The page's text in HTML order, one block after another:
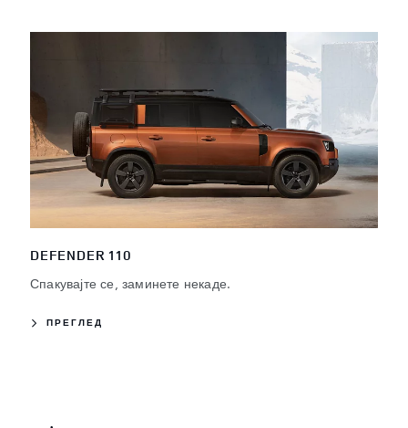
DEFENDER 110
Спакувајте се, заминете некаде.
ПРЕГЛЕД